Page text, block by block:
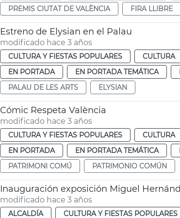
PREMIS CIUTAT DE VALÈNCIA
FIRA LLIBRE
Estreno de Elysian en el Palau
modificado hace 3 años
CULTURA Y FIESTAS POPULARES CULTURA
EN PORTADA
EN PORTADA TEMÁTICA
PALAU DE LES ARTS
ELYSIAN
Cómic Respeta València
modificado hace 3 años
CULTURA Y FIESTAS POPULARES CULTURA
EN PORTADA
EN PORTADA TEMÁTICA
PATRIMONI COMÚ
PATRIMONIO COMÚN
Inauguración exposición Miguel
modificado hace 3 años
ALCALDÍA CULTURA Y FIESTAS POPULARES